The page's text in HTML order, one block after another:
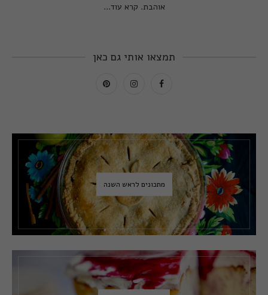
אוהבת. קרא עוד...
תמצאו אותי גם כאן
מתכונים לראש השנה